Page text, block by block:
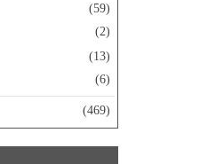
(59)
(2)
(13)
(6)
(469)